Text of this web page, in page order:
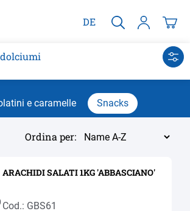
DE
e caramelle Snacks
Ordina per:
ARACHIDI SALATI 1KG 'ABBASCIANO'
Cod.: GBS61